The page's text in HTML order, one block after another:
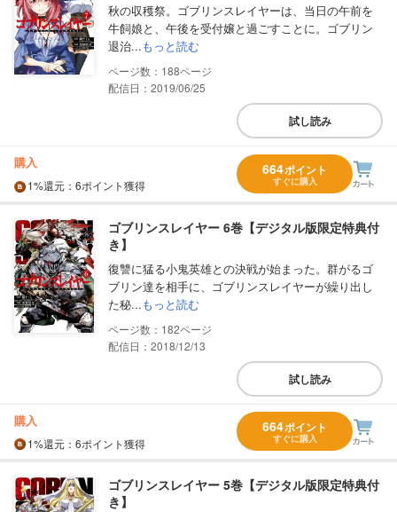
秋の収穫祭。ゴブリンスレイヤーは、当日の午前を
牛飼娘と、午後を受付嬢と過ごすことに。ゴブリン
退治...もっと読む
188
配信日：2019/06/25
試し読み
購入
1%還元 ：6ポイント獲得
664ポイント
すぐに購入
ゴブリンスレイヤー 6巻【デジタル版限定特典付
き】
復讐に猛る小鬼英雄との決戦が始まった。群がるゴ
ブリン達を相手に、ゴブリンスレイヤーが繰り出し
た秘...もっと読む
182
配信日：2018/12/13
試し読み
購入
1%還元 ：6ポイント獲得
664ポイント
すぐに購入
ゴブリンスレイヤー 5巻【デジタル版限定特典付
き】